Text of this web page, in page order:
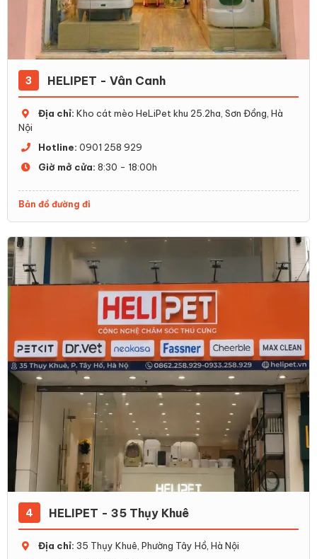
3 HELIPET - Vân Canh
Địa chỉ: Kho cát mèo HeLiPet khu 25.2ha, Sơn Đồng, Hà
Nội
Hotline: 0901 258 929
Giờ mở cửa: 8:30 - 18:00h
Bản đồ đường đi
4 HELIPET - 35 Thụy Khuê
Địa chỉ: 35 Thụy Khuê, Phường Tây Hồ, Hà Nội